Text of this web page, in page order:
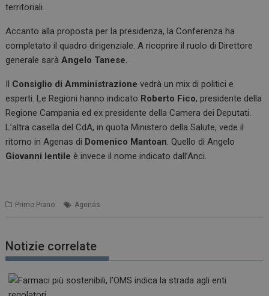
territoriali.
Accanto alla proposta per la presidenza, la Conferenza ha
completato il quadro dirigenziale. A ricoprire il ruolo di Direttore
generale saràAngelo Tanese.
Consiglio di Amministrazione vedrà un mix di politici e
esperti. Le Regioni hanno indicato Roberto Fico, presidente della
Regione Campania ed ex presidente della Camera dei Deputati.
L’altra casella del CdA, in quota Ministero della Salute, vede il
ritorno in Agenas di Domenico Mantoan. Quello di Angelo
Giovanni Ientile è invece il nome indicato dall’Anci.
Primo Piano Agenas
Notizie correlate